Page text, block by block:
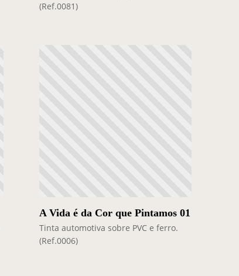
(Ref.0081)
A Vida é da Cor que Pintamos 01
Tinta automotiva sobre PVC e ferro.
(Ref.0006)